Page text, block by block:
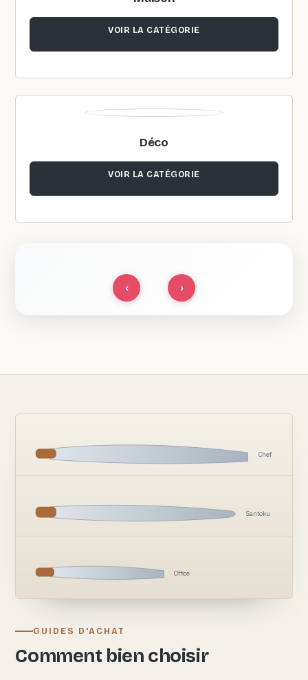
VOIR LA CATÉGORIE
Déco
VOIR LA CATÉGORIE
‹ ›
Chef
Santoku
Office
GUIDES D'ACHAT
Comment bien choisir